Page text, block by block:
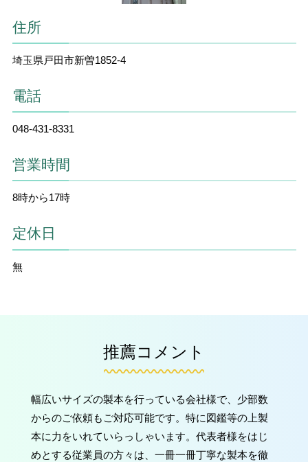
住所
埼玉県戸田市新曽1852-4
電話
048-431-8331
営業時間
8時から17時
定休日
無
推薦コメント
幅広いサイズの製本を行っている会社様で、少部数
からのご依頼もご対応可能です。特に図鑑等の上製
本に力をいれていらっしゃいます。代表者様をはじ
めとする従業員の方々は、一冊一冊丁寧な製本を徹